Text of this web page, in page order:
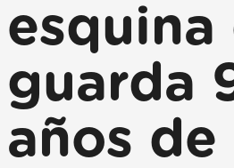
esquina
guarda
años de